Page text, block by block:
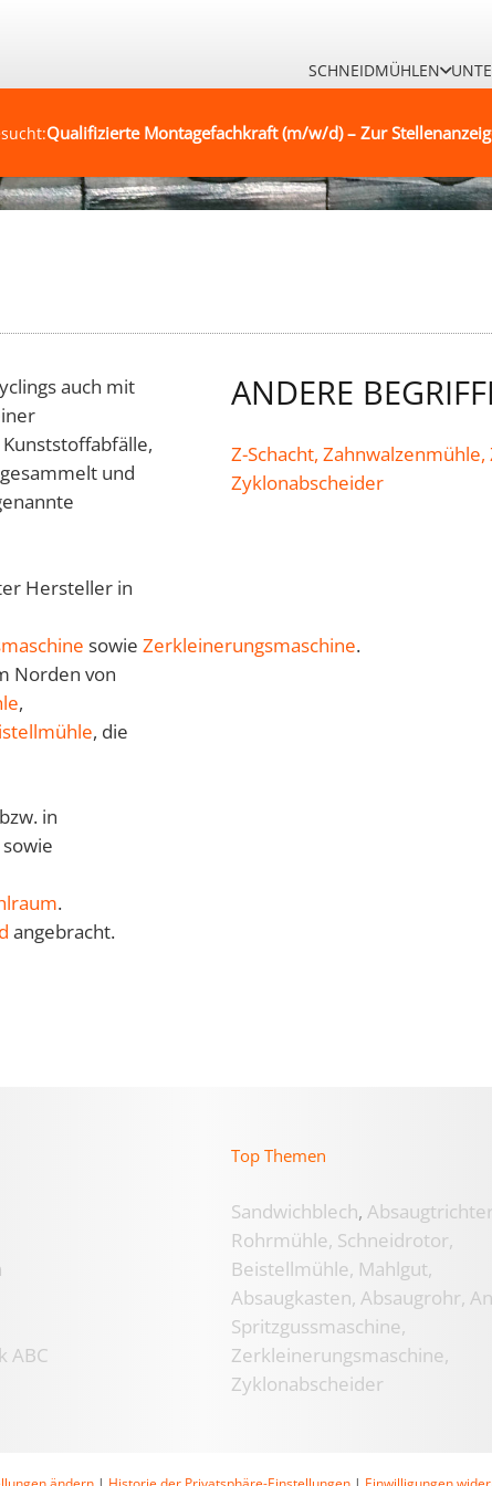
SCHNEIDMÜHLEN
Qualifizierte Montagefachkraft (m/w/d) – Zur
auch mit
und
Hersteller in
sowie Zerkleinerungsmaschine.
Norden von
,
, die
bzw. in
.
angebracht.
ANDERE
Z-Schacht, Zahnwalzenmühle,
Zyklonabscheider
ABC
Top Themen
Sandwichblech,
Rohrmühle, Schneidrotor,
Beistellmühle, Mahlgut,
Absaugkasten, Absaugrohr,
Spritzgussmaschine,
Zerkleinerungsmaschine,
Zyklonabscheider